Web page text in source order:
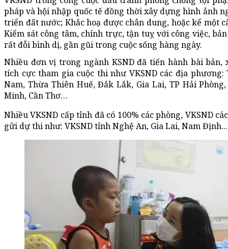
pháp và hội nhập quốc tế đồng thời xây dựng hình ảnh
triển đất nước; Khắc hoạ được chân dung, hoặc kể một
Kiểm sát công tâm, chính trực, tận tuỵ với công việc,
rất đỗi bình dị, gần gũi trong cuộc sống hàng ngày.
Nhiều đơn vị trong ngành KSND đã tiến hành bài bản,
tích cực tham gia cuộc thi như VKSND các địa phương:
Nam, Thừa Thiên Huế, Đắk Lắk, Gia Lai, TP Hải
Minh, Cần Thơ…
Nhiều VKSND cấp tỉnh đã có 100% các phòng, VKSND
gửi dự thi như: VKSND tỉnh Nghệ An, Gia Lai, Nam Định...